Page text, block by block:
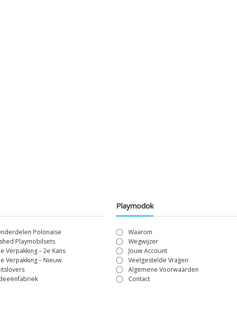
Polonaise
Playmobilsets
Verpakking – 2e Kans
Verpakking – Nieuw
Playmodok
Waarom
Wegwijzer
Jouw Account
Veelgestelde Vragen
Algemene Voorwaarden
Contact